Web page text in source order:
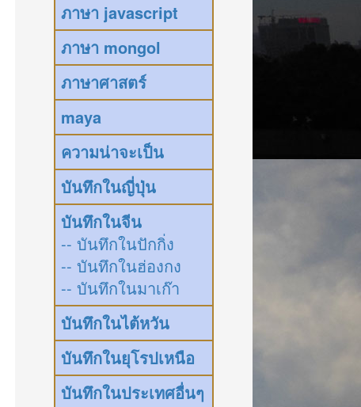
ภาษา javascript
ภาษา mongol
ภาษาศาสตร์
maya
ความน่าจะเป็น
บันทึกในญี่ปุ่น
บันทึกในจีน
-- บันทึกในปักกิ่ง
-- บันทึกในฮ่องกง
-- บันทึกในมาเก๊า
บันทึกในไต้หวัน
บันทึกในยุโรปเหนือ
บันทึกในประเทศอื่นๆ